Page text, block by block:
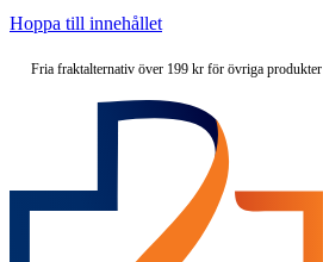
Hoppa till innehållet
Fria fraktalternativ över 199 kr för övriga produkter